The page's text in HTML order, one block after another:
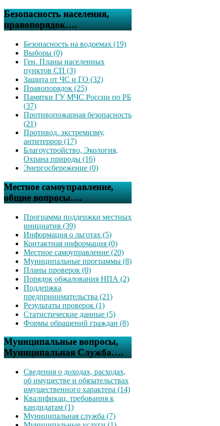
Безопасность населения,
правопорядок….
Безопасность на водоемах (19)
Выборы (0)
Ген. Планы населенных
пунктов СП (3)
Защита от ЧС и ГО (32)
Правопорядок (25)
Памятки ГУ МЧС России по РБ
(37)
Противопожарная безопасность
(21)
Противод. экстремизму,
антитеррор (17)
Благоустройство, Экология,
Охрана природы (16)
Энергосбережение (0)
Местное самоуправление,
общие вопросы….
Программа поддержки местных
инициатив (39)
Информация о льготах (5)
Контактная информация (0)
Местное самоуправление (20)
Муниципальные программы (8)
Планы проверок (0)
Порядок обжалования НПА (2)
Поддержка
предпринимательства (21)
Результаты проверок (1)
Статистические данные (5)
Формы обращений граждан (8)
Муниципальные вопросы,
Муниципальная Служба….
Сведения о доходах, расходах,
об имуществе и обязательствах
имущественного характера (14)
Квалификац. требования к
кандидатам (1)
Муниципальная служба (7)